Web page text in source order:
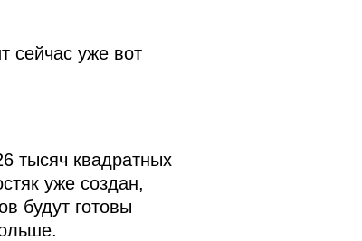
сейчас уже вот
тысяч квадратных
уже создан,
будут готовы